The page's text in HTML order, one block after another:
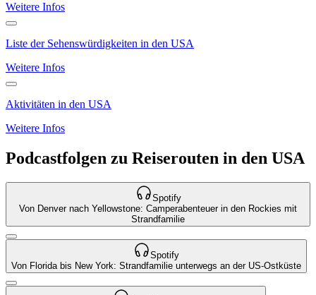
Weitere Infos
Liste der Sehenswürdigkeiten in den USA
Weitere Infos
Aktivitäten in den USA
Weitere Infos
Podcastfolgen zu Reiserouten in den USA
Spotify
Von Denver nach Yellowstone: Camperabenteuer in den Rockies mit
Strandfamilie
Spotify
Von Florida bis New York: Strandfamilie unterwegs an der US-Ostküste